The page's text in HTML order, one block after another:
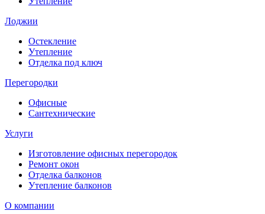
Лоджии
Остекление
Утепление
Отделка под ключ
Перегородки
Офисные
Сантехнические
Услуги
Изготовление офисных перегородок
Ремонт окон
Отделка балконов
Утепление балконов
О компании